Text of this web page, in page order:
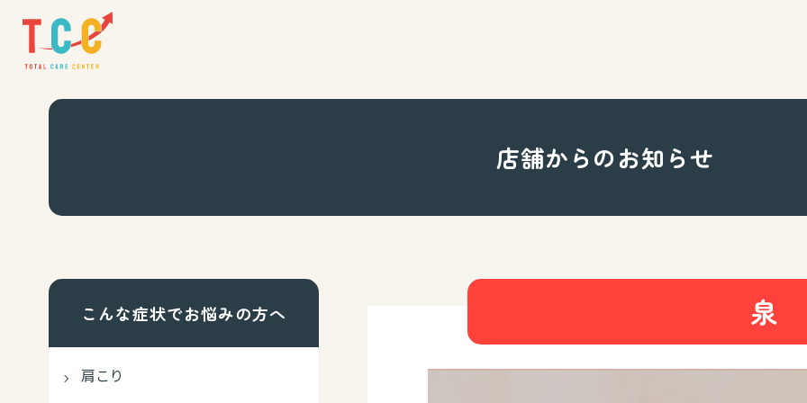
店舗からのお知らせ
泉
こんな症状でお悩みの方へ
肩こり